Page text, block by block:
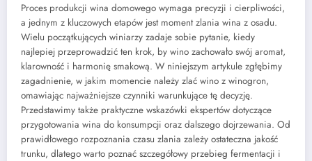
Proces produkcji wina domowego wymaga precyzji i cierpliwości,
a jednym z kluczowych etapów jest moment zlania wina z osadu.
Wielu początkujących winiarzy zadaje sobie pytanie, kiedy
najlepiej przeprowadzić ten krok, by wino zachowało swój aromat,
klarowność i harmonię smakową. W niniejszym artykule zgłębimy
zagadnienie, w jakim momencie należy zlać wino z winogron,
omawiając najważniejsze czynniki warunkujące tę decyzję.
Przedstawimy także praktyczne wskazówki ekspertów dotyczące
przygotowania wina do konsumpcji oraz dalszego dojrzewania. Od
prawidłowego rozpoznania czasu zlania zależy ostateczna jakość
trunku, dlatego warto poznać szczegółowy przebieg fermentacji i